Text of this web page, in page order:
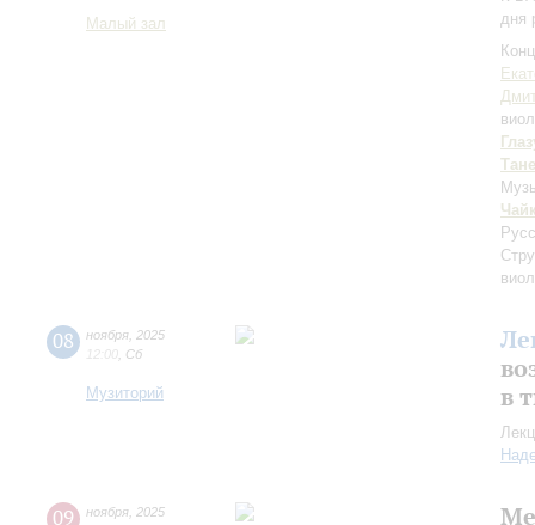
Малый зал
дня
08 ноября 2025
12:00 Сб
Музиторий
в
09 ноября 2025